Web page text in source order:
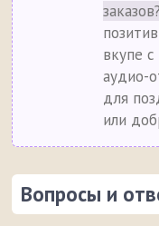
заказов?
вкупе
аудио-
для
или
Вопросы и